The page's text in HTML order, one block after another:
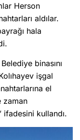
Herson
aldılar.
hala
binasını
işgal
el
zaman
ifadesini kullandı.